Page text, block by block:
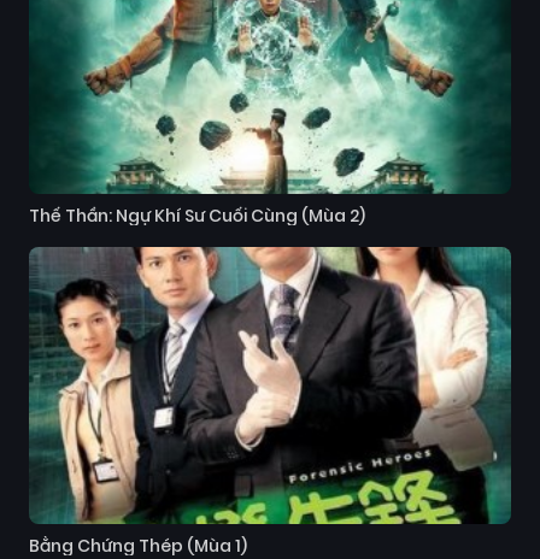
Thế Thần: Ngự Khí Sư Cuối Cùng (Mùa 2)
Bằng Chứng Thép (Mùa 1)